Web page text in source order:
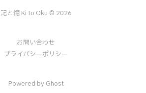
記と憶 Ki to Oku © 2026
お問い合わせ
プライバシーポリシー
Powered by Ghost